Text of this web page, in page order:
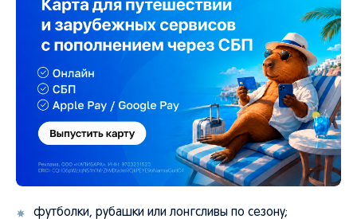
футболки, рубашки или лонгсливы по сезону;